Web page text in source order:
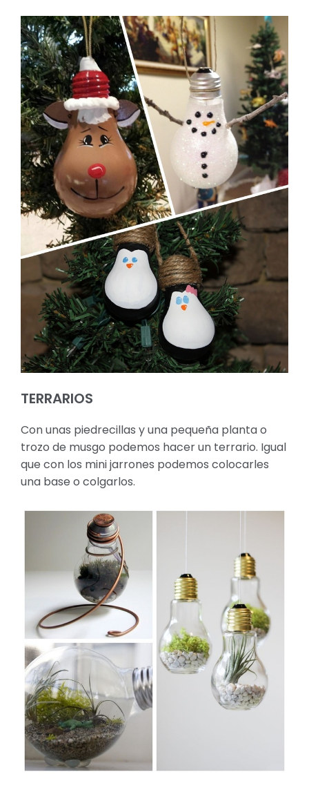
TERRARIOS
Con unas piedrecillas y una pequeña planta o
trozo de musgo podemos hacer un terrario. Igual
que con los mini jarrones podemos colocarles
una base o colgarlos.